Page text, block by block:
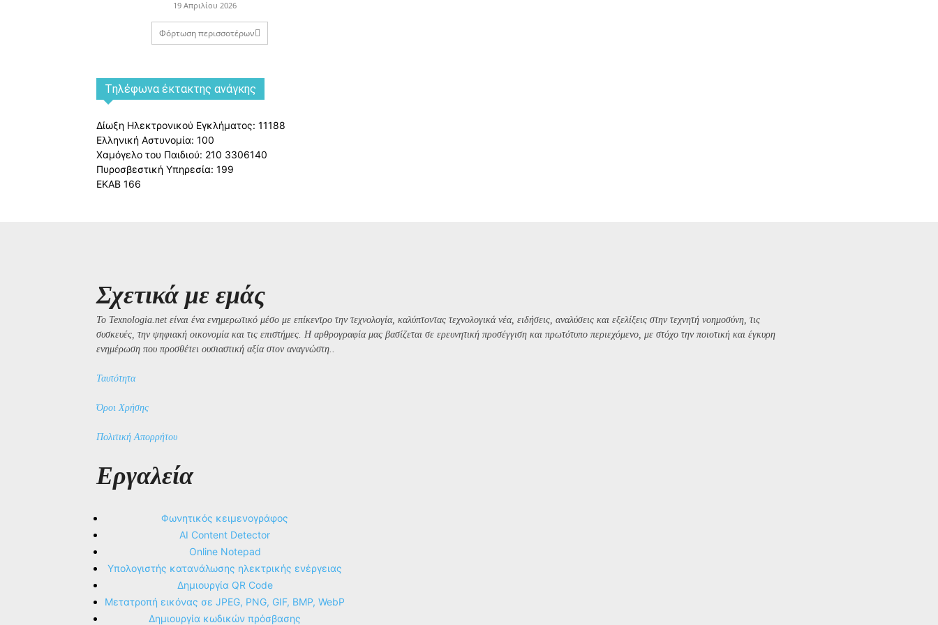
19 Απριλίου 2026
Φόρτωση περισσοτέρων
Tηλέφωνα έκτακτης ανάγκης
Δίωξη Ηλεκτρονικού Εγκλήματος: 11188
Ελληνική Αστυνομία: 100
Χαμόγελο του Παιδιού: 210 3306140
Πυροσβεστική Υπηρεσία: 199
ΕΚΑΒ 166
Σχετικά με εμάς
Το Texnologia.net είναι ένα ενημερωτικό μέσο με επίκεντρο την τεχνολογία, καλύπτοντας τεχνολογικά νέα, ειδήσεις, αναλύσεις και εξελίξεις στην τεχνητή νοημοσύνη, τις
συσκευές, την ψηφιακή οικονομία και τις επιστήμες. Η αρθρογραφία μας βασίζεται σε ερευνητική προσέγγιση και πρωτότυπο περιεχόμενο, με στόχο την ποιοτική και έγκυρη
ενημέρωση που προσθέτει ουσιαστική αξία στον αναγνώστη..
Ταυτότητα
Όροι Χρήσης
Πολιτική Απορρήτου
Εργαλεία
Φωνητικός κειμενογράφος
AI Content Detector
Online Notepad
Υπολογιστής κατανάλωσης ηλεκτρικής ενέργειας
Δημιουργία QR Code
Μετατροπή εικόνας σε JPEG, PNG, GIF, BMP, WebP
Δημιουργία κωδικών πρόσβασης